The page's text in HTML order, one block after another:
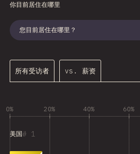
你目前居住在哪里
您目前居住在哪里？
所有受访者 vs. 薪资
0% 20% 40% 60%
1
美国